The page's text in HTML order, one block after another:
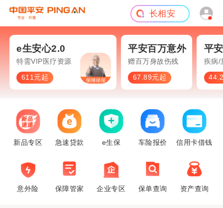
长相安
短期意外
旅游险
照开
e生安心2.0
特需VIP医疗资源
611元起
平安百万意外
赠百万身故伤残
67.89元起
平
疾病/
新品专区 急速贷款 e生保 车险报价 信用卡借钱
意外险 保障管家 企业专区 保单查询 资产查询